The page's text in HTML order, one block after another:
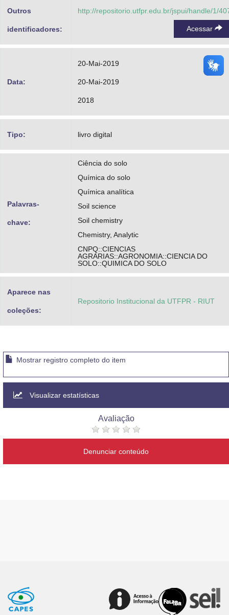
Outros
identificadores:
http://repositorio.utfpr.edu.br/jspui/handle/1/
Acessar
Data:
20-Mai-2019
20-Mai-2019
2018
Tipo: livro digital
Palavras-
chave:
Ciência do solo
Química do solo
Química analítica
Soil science
Soil chemistry
Chemistry, Analytic
CNPQ::CIENCIAS
AGRARIAS::AGRONOMIA::CIENCIA DO
SOLO::QUIMICA DO SOLO
Aparece nas
coleções:
Repositorio Institucional da UTFPR - RIUT
Mostrar registro completo do item
Visualizar estatísticas
Avaliação
Denunciar conteúdo